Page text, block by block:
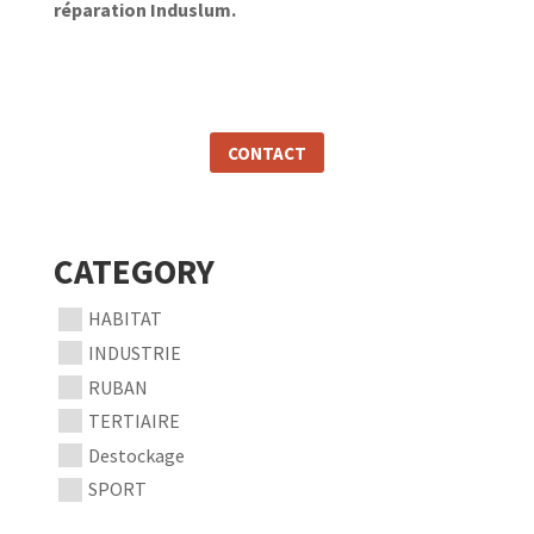
réparation Induslum.
CONTACT
CATEGORY
HABITAT
INDUSTRIE
RUBAN
TERTIAIRE
Destockage
SPORT